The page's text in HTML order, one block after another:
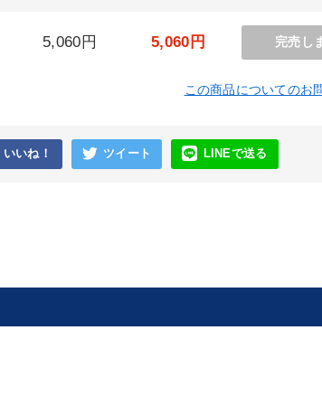
5,060円 5,060円 完売し
この商品についてのお
いいね！ ツイート LINEで送る